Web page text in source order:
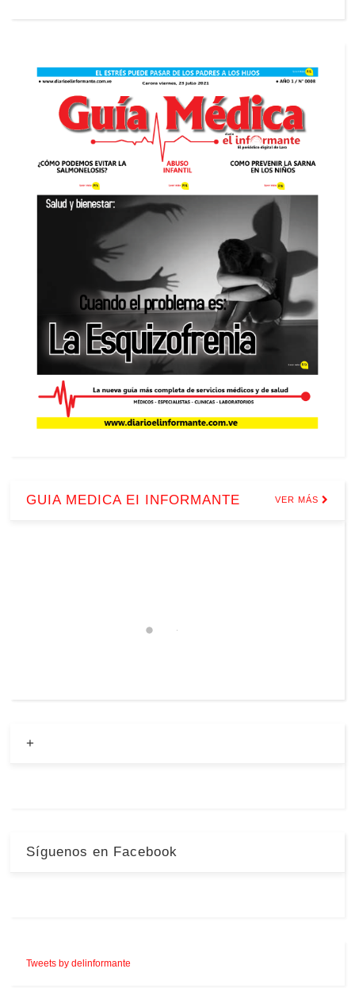
GUIA MEDICA EI INFORMANTE VER MÁS
+
Síguenos en Facebook
Tweets by delinformante